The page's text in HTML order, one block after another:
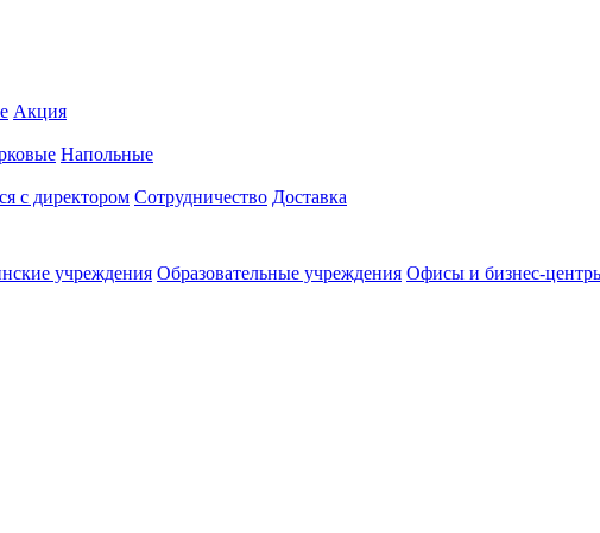
Акция
Напольные
с директором Сотрудничество Доставка
учреждения Образовательные учреждения Офисы и бизнес-